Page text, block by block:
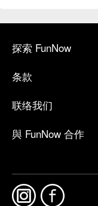
探索 FunNow
条款
联络我们
與 FunNow 合作